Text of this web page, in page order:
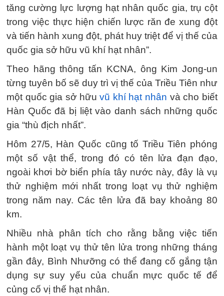
tăng cường lực lượng hạt nhân quốc gia, trụ cột
trong việc thực hiện chiến lược răn đe xung đột
và tiến hành xung đột, phát huy triệt để vị thế của
quốc gia sở hữu vũ khí hạt nhân”.
Theo hãng thông tấn KCNA, ông Kim Jong-un
từng tuyên bố sẽ duy trì vị thế của Triều Tiên như
một quốc gia sở hữuvũ khí hạt nhân và cho biết
Hàn Quốc đã bị liệt vào danh sách những quốc
gia “thù địch nhất”.
Hôm 27/5, Hàn Quốc cũng tố Triều Tiên phóng
một số vật thể, trong đó có tên lửa đạn đạo,
ngoài khơi bờ biển phía tây nước này, đây là vụ
thử nghiệm mới nhất trong loạt vụ thử nghiệm
trong năm nay. Các tên lửa đã bay khoảng 80
km.
Nhiều nhà phân tích cho rằng bằng việc tiến
hành một loạt vụ thử tên lửa trong những tháng
gần đây, Bình Nhưỡng có thể đang cố gắng tận
dụng sự suy yếu của chuẩn mực quốc tế để
củng cố vị thế hạt nhân.